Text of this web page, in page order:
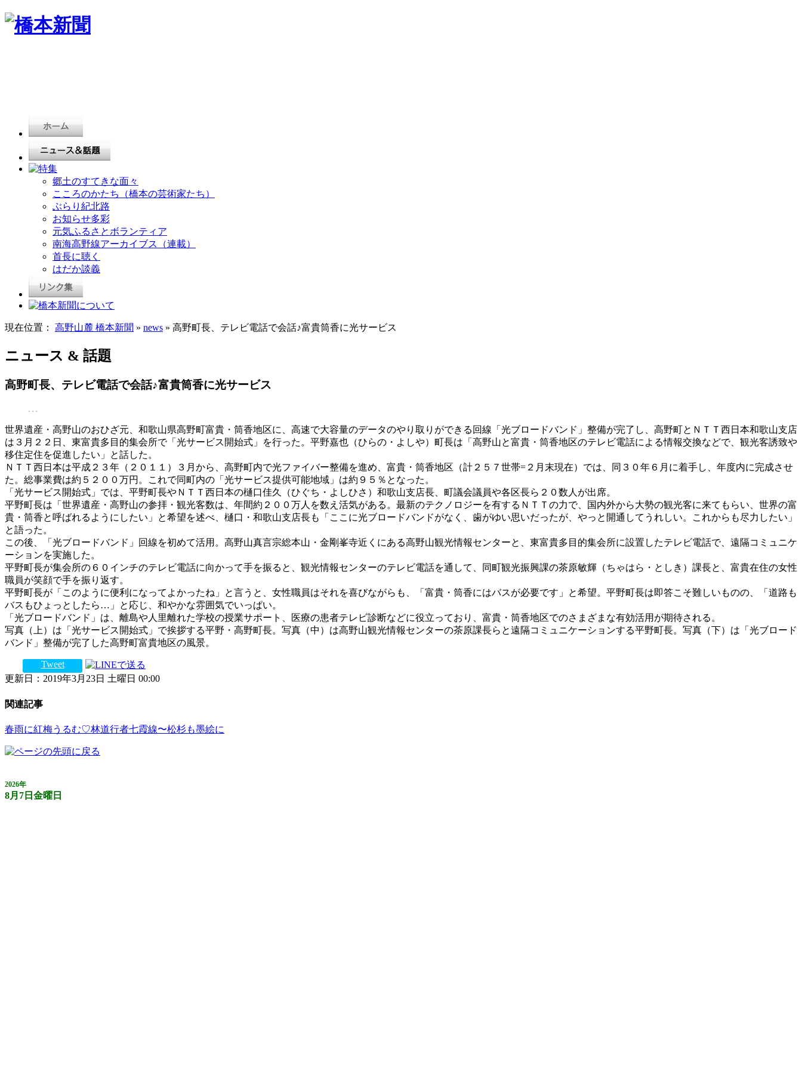
郷土のすてきな面々
こころのかたち（橋本の芸術家たち）
ぶらり紀北路
お知らせ多彩
元気ふるさとボランティア
南海高野線アーカイブス（連載）
首長に聴く
はだか談義
現在位置： 高野山麓 橋本新聞 » news » 高野町長、テレビ電話で会話♪富貴筒香に光サービス
ニュース & 話題
高野町長、テレビ電話で会話♪富貴筒香に光サービス
世界遺産・高野山のおひざ元、和歌山県高野町富貴・筒香地区に、高速で大容量のデータのやり取りができる回線「光ブロードバンド」整備が完了し、高野町とＮＴＴ西日本和歌山支店
は３月２２日、東富貴多目的集会所で「光サービス開始式」を行った。平野嘉也（ひらの・よしや）町長は「高野山と富貴・筒香地区のテレビ電話による情報交換などで、観光客誘致や
移住定住を促進したい」と話した。
ＮＴＴ西日本は平成２３年（２０１１）３月から、高野町内で光ファイバー整備を進め、富貴・筒香地区（計２５７世帯=２月末現在）では、同３０年６月に着手し、年度内に完成させ
た。総事業費は約５２００万円。これで同町内の「光サービス提供可能地域」は約９５％となった。
「光サービス開始式」では、平野町長やＮＴＴ西日本の樋口佳久（ひぐち・よしひさ）和歌山支店長、町議会議員や各区長ら２０数人が出席。
平野町長は「世界遺産・高野山の参拝・観光客数は、年間約２００万人を数え活気がある。最新のテクノロジーを有するＮＴＴの力で、国内外から大勢の観光客に来てもらい、世界の富
貴・筒香と呼ばれるようにしたい」と希望を述べ、樋口・和歌山支店長も「ここに光ブロードバンドがなく、歯がゆい思いだったが、やっと開通してうれしい。これからも尽力したい」
と語った。
この後、「光ブロードバンド」回線を初めて活用。高野山真言宗総本山・金剛峯寺近くにある高野山観光情報センターと、東富貴多目的集会所に設置したテレビ電話で、遠隔コミュニケ
ーションを実施した。
平野町長が集会所の６０インチのテレビ電話に向かって手を振ると、観光情報センターのテレビ電話を通して、同町観光振興課の茶原敏輝（ちゃはら・としき）課長と、富貴在住の女性
職員が笑顔で手を振り返す。
平野町長が「このように便利になってよかったね」と言うと、女性職員はそれを喜びながらも、「富貴・筒香にはバスが必要です」と希望。平野町長は即答こそ難しいものの、「道路も
バスもひょっとしたら…」と応じ、和やかな雰囲気でいっぱい。
「光ブロードバンド」は、離島や人里離れた学校の授業サポート、医療の患者テレビ診断などに役立っており、富貴・筒香地区でのさまざまな有効活用が期待される。
写真（上）は「光サービス開始式」で挨拶する平野・高野町長。写真（中）は高野山観光情報センターの茶原課長らと遠隔コミュニケーションする平野町長。写真（下）は「光ブロード
バンド」整備が完了した高野町富貴地区の風景。
Tweet
更新日：2019年3月23日 土曜日 00:00
関連記事
春雨に紅梅うるむ♡林道行者七霞線〜松杉も墨絵に
2026年
8月7日金曜日